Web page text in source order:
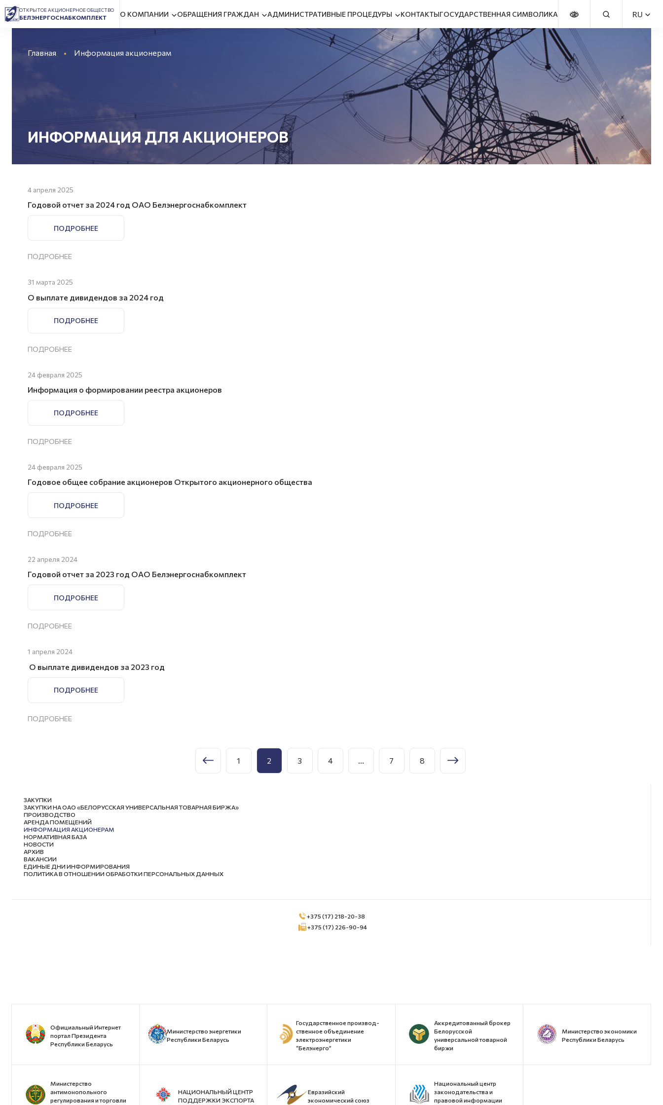
ОТКРЫТОЕ АКЦИОНЕРНОЕ ОБЩЕСТВО
БЕЛЭНЕРГОСНАБКОМПЛЕКТ О КОМПАНИИ ОБРАЩЕНИЯ ГРАЖДАН АДМИНИСТРАТИВНЫЕ ПРОЦЕДУРЫ КОНТАКТЫГОСУДАРСТВЕННАЯ СИМВОЛИКА RU
Главная Информация акционерам
ИНФОРМАЦИЯ ДЛЯ АКЦИОНЕРОВ
4 апреля 2025
Годовой отчет за 2024 год ОАО Белэнергоснабкомплект
ПОДРОБНЕЕ
ПОДРОБНЕЕ
31 марта 2025
О выплате дивидендов за 2024 год
ПОДРОБНЕЕ
ПОДРОБНЕЕ
24 февраля 2025
Информация о формировании реестра акционеров
ПОДРОБНЕЕ
ПОДРОБНЕЕ
24 февраля 2025
Годовое общее собрание акционеров Открытого акционерного общества
ПОДРОБНЕЕ
ПОДРОБНЕЕ
22 апреля 2024
Годовой отчет за 2023 год ОАО Белэнергоснабкомплект
ПОДРОБНЕЕ
ПОДРОБНЕЕ
1 апреля 2024
О выплате дивидендов за 2023 год
ПОДРОБНЕЕ
ПОДРОБНЕЕ
1 2 3 4 7 8
ЗАКУПКИ
ЗАКУПКИ НА ОАО «БЕЛОРУССКАЯ УНИВЕРСАЛЬНАЯ ТОВАРНАЯ БИРЖА»
ПРОИЗВОДСТВО
АРЕНДА ПОМЕЩЕНИЙ
ИНФОРМАЦИЯ АКЦИОНЕРАМ
НОРМАТИВНАЯ БАЗА
НОВОСТИ
АРХИВ
ВАКАНСИИ
ЕДИНЫЕ ДНИ ИНФОРМИРОВАНИЯ
ПОЛИТИКА В ОТНОШЕНИИ ОБРАБОТКИ ПЕРСОНАЛЬНЫХ ДАННЫХ
+375 (17) 218-20-38
+375 (17) 226-90-94
Официальный Интернет
портал Президента
Республики Беларусь
Министерство энергетики
Республики Беларусь
Государственное производ-
ственное объединение
электроэнергетики
“Белэнерго”
Аккредитованный брокер
Белорусской
универсальной товарной
биржи
Министерство экономики
Республики Беларусь
Министерство
антимонопольного
регулирования и торговли
НАЦИОНАЛЬНЫЙ ЦЕНТР
ПОДДЕРЖКИ ЭКСПОРТА
Евразийский
экономический союз
Национальный центр
законодательства и
правовой информации